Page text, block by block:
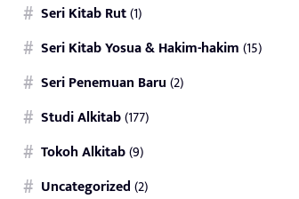
Seri Kitab Rut(1)
Seri Kitab Yosua & Hakim-hakim(15)
Seri Penemuan Baru(2)
Studi Alkitab(177)
Tokoh Alkitab(9)
Uncategorized(2)